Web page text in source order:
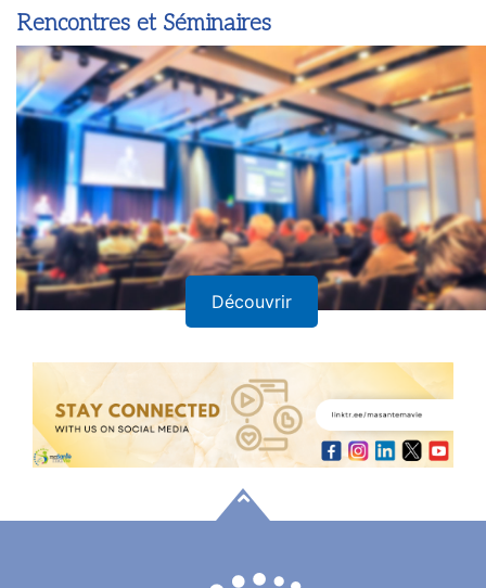
Rencontres et Séminaires
Découvrir